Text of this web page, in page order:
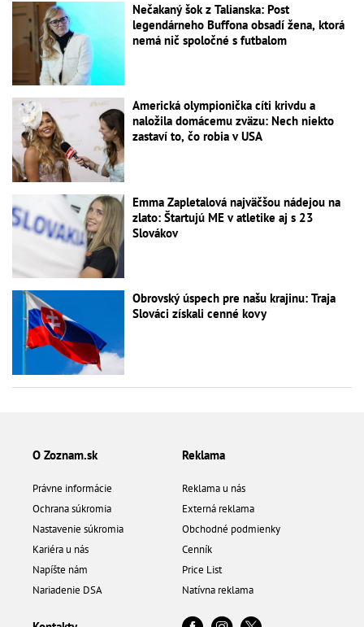
Nečakaný šok z Talianska: Post
legendárneho Buffona obsadí žena, ktorá
nemá nič spoločné s futbalom
Americká olympionička cíti krivdu a
naložila domácemu zväzu: Nech niekto
zastaví to, čo robia v USA
Emma Zapletalová najväčšou nádejou na
zlato: Štartujú ME v atletike aj s 23
Slovákov
Obrovský úspech pre našu krajinu: Traja
Slováci získali cenné kovy
O Zoznam.sk
Právne informácie
Ochrana súkromia
Nastavenie súkromia
Kariéra u nás
Napíšte nám
Nariadenie DSA
Reklama
Reklama u nás
Externá reklama
Obchodné podmienky
Cenník
Price List
Natívna reklama